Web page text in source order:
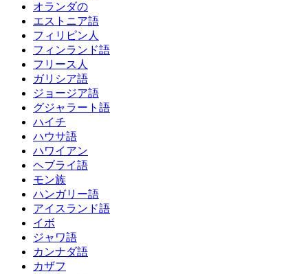
オランダの
エストニア語
フィリピン人
フィンランド語
フリース人
ガリシア語
ジョージア語
グジャラート語
ハイチ
ハウサ語
ハワイアン
ヘブライ語
モン族
ハンガリー語
アイスランド語
イボ
ジャワ語
カンナダ語
カザフ